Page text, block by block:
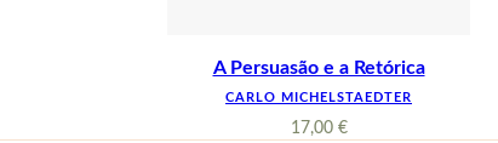
A Persuasão e a Retórica
CARLO MICHELSTAEDTER
17,00 €